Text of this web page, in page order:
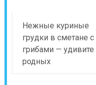
Нежные куриные
грудки в сметане с
грибами — удивите
родных